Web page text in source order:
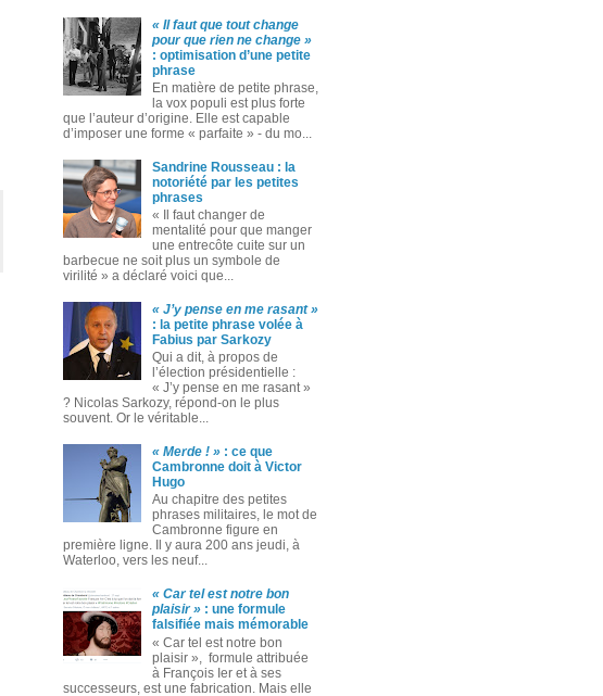
« Il faut que tout change
pour que rien ne change »
: optimisation d’une petite
phrase
En matière de petite phrase,
la vox populi est plus forte
que l’auteur d’origine. Elle est capable
d’imposer une forme « parfaite » ‑ du mo...
Sandrine Rousseau : la
notoriété par les petites
phrases
« Il faut changer de
mentalité pour que manger
une entrecôte cuite sur un
barbecue ne soit plus un symbole de
virilité » a déclaré voici que...
« J’y pense en me rasant »
: la petite phrase volée à
Fabius par Sarkozy
Qui a dit, à propos de
l’élection présidentielle :
« J’y pense en me rasant »
? Nicolas Sarkozy, répond-on le plus
souvent. Or le véritable...
« Merde ! »: ce que
Cambronne doit à Victor
Hugo
Au chapitre des petites
phrases militaires, le mot de
Cambronne figure en
première ligne. Il y aura 200 ans jeudi, à
Waterloo, vers les neuf...
« Car tel est notre bon
plaisir »: une formule
falsifiée mais mémorable
« Car tel est notre bon
plaisir », formule attribuée
à François Ier et à ses
successeurs, est une fabrication. Mais elle